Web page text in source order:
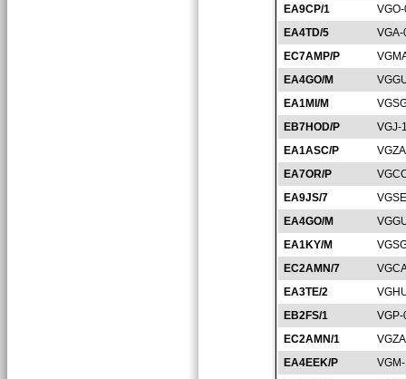
EA9CP/1
EA4TD/5
EC7AMP/P
EA4GO/M
EA1MI/M
EB7HOD/P
VGJ-
EA1ASC/P
EA7OR/P
EA9JS/7
EA4GO/M
EA1KY/M
EC2AMN/7
EA3TE/2
EB2FS/1
EC2AMN/1
EA4EEK/P